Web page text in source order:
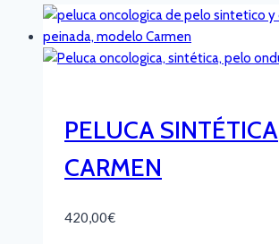
PELUCA SINTÉTICA
CARMEN
420,00€